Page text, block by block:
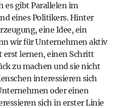
es gibt Parallelen im
eines Politikers. Hinter
eine Idee, ein
wir für Unternehmen aktiv
erst lernen, einen Schritt
zu machen und sie nicht
interessieren sich
oder einen
sich in erster Linie